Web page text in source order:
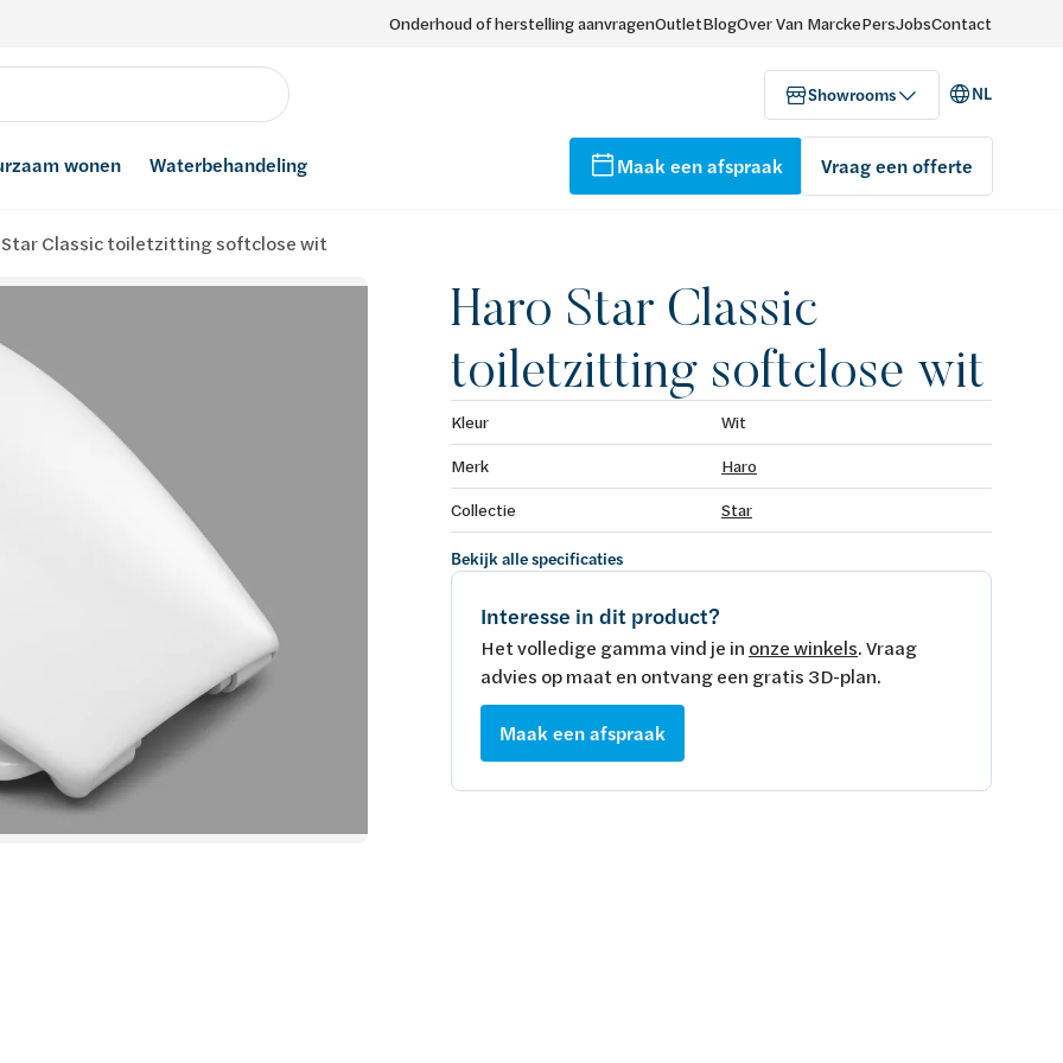
Onderhoud of herstelling aanvragenOutletBlogOver Van MarckePersJobsContact
Showrooms NL
wonen Waterbehandeling Maak een afspraak Vraag een offerte
Star Classic toiletzitting softclose wit
Haro Star Classic
toiletzitting softclose wit
Kleur
Wit
Merk
Haro
Collectie
Star
Bekijk alle specificaties
Interesse in dit product?
Het volledige gamma vind je in onze winkels. Vraag
advies op maat en ontvang een gratis 3D-plan.
Maak een afspraak